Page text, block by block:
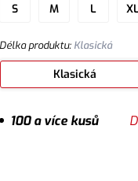
S M L
Délka produktu: Klasická
Klasická
100 a více kusů